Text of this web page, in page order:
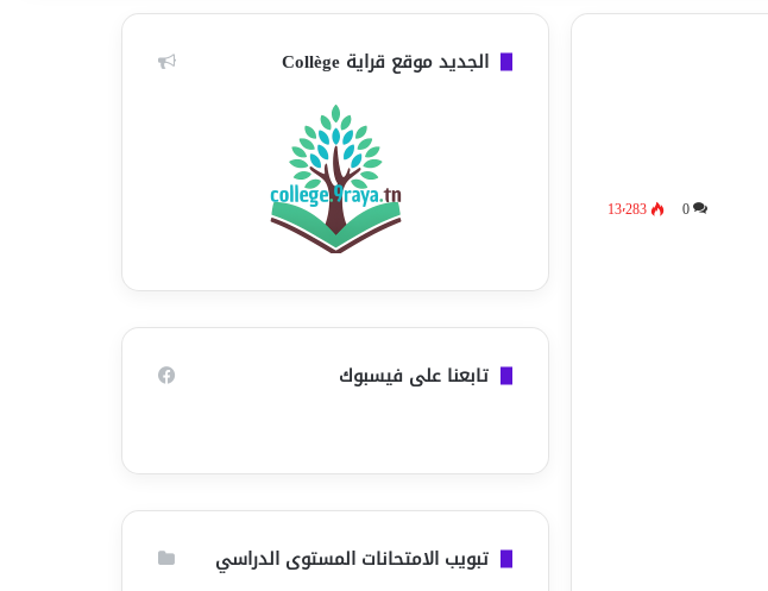
0 13٬283
الجديد موقع قراية Collège
تابعنا على فيسبوك
تبويب الامتحانات المستوى الدراسي